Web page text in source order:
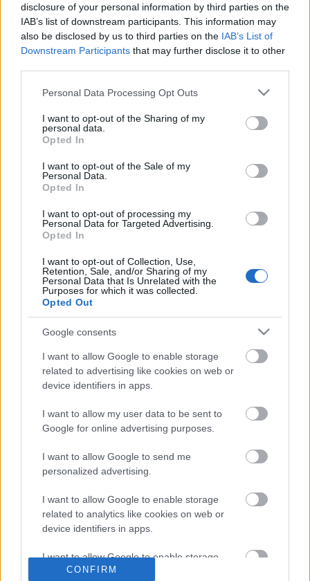
disclosure of your personal information by third parties on the
IAB’s list of downstream participants. This information may
also be disclosed by us to third parties on the IAB’s List of
Downstream Participants that may further disclose it to other
Please note that this website/app uses one or more Google
not limited to your visit or usage behaviour. You may click to
grant or deny consent to Google and its third-party tags to
use your data for below specified purposes in below Google
consent section.
Personal Data Processing Opt Outs
I want to opt-out of the Sharing of my
personal data.
Opted In
I want to opt-out of the Sale of my
Personal Data.
Opted In
I want to opt-out of processing my
Personal Data for Targeted Advertising.
Opted In
I want to opt-out of Collection, Use,
Retention, Sale, and/or Sharing of my
Personal Data that Is Unrelated with the
Purposes for which it was collected.
Opted Out
Google consents
I want to allow Google to enable storage
related to advertising like cookies on web or
device identifiers in apps.
I want to allow my user data to be sent to
Google for online advertising purposes.
I want to allow Google to send me
personalized advertising.
I want to allow Google to enable storage
related to analytics like cookies on web or
device identifiers in apps.
I want to allow Google to enable storage
related to functionality of the website or app.
CONFIRM
Konyhaátalakítás
Egy konyha praktikus berendezése mindig kihívást
jelent. Sokszor kicsi az alapterület, rossz helyen van
az ablak, ajtó, fűtőtest - hogy csak néhány ...
Kezdj hozzá most! Év eleji
tervezzvelem•2018. január 09.
Az újév sokak számára nagy fogadalmakkal
kezdődik. Kezdetben lelkesen, aztán valahogy elfogy